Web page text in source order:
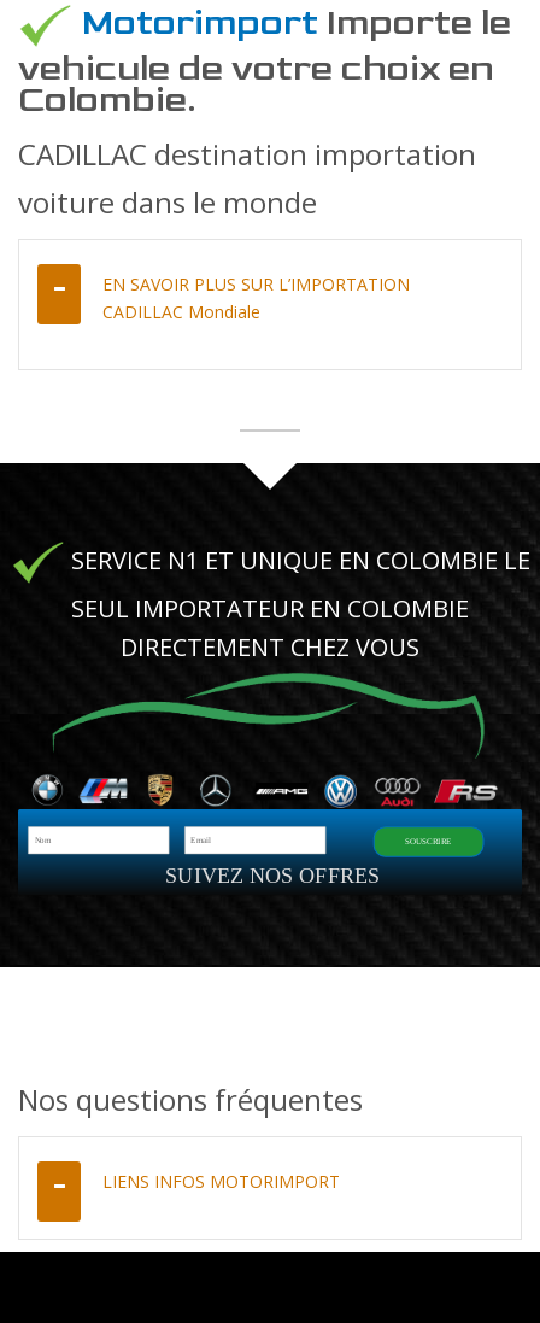
Motorimport Importe le
vehicule de votre choix en
Colombie.
CADILLAC destination importation
voiture dans le monde
EN SAVOIR PLUS SUR L’IMPORTATION
CADILLAC Mondiale
SERVICE N1 ET UNIQUE EN COLOMBIE LE
SEUL IMPORTATEUR EN COLOMBIE
DIRECTEMENT CHEZ VOUS
SUIVEZ NOS OFFRES
SOUSCRIRE
Nos questions fréquentes
LIENS INFOS MOTORIMPORT